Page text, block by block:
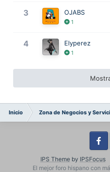
3 OJABS
1
4 Elyperez
1
Inicio Zona de Negocios y
IPS Themeby IPSFocus
El mejor foro hispano con